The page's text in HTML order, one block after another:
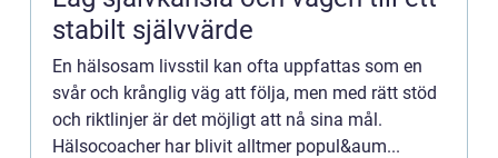
stabilt självvärde
En hälsosam livsstil kan ofta uppfattas som en
svår och krånglig väg att följa, men med rätt stöd
och riktlinjer är det möjligt att nå sina mål.
Hälsocoacher har blivit alltmer popul&aum...